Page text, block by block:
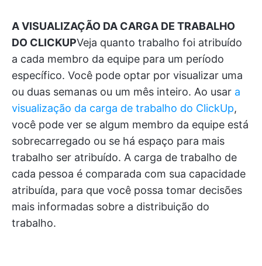
A VISUALIZAÇÃO DA CARGA DE TRABALHO
DO CLICKUPVeja quanto trabalho foi atribuído
a cada membro da equipe para um período
específico. Você pode optar por visualizar uma
ou duas semanas ou um mês inteiro. Ao usar a
visualização da carga de trabalho do ClickUp,
você pode ver se algum membro da equipe está
sobrecarregado ou se há espaço para mais
trabalho ser atribuído. A carga de trabalho de
cada pessoa é comparada com sua capacidade
atribuída, para que você possa tomar decisões
mais informadas sobre a distribuição do
trabalho.